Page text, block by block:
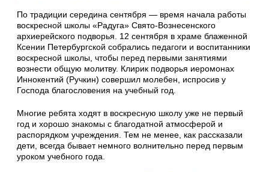
По традиции середина сентября — время начала работы
воскресной школы «Радуга» Свято-Вознесенского
архиерейского подворья. 12 сентября в храме блаженной
Ксении Петербургской собрались педагоги и воспитанники
воскресной школы, чтобы перед первыми занятиями
вознести общую молитву. Клирик подворья иеромонах
Иннокентий (Ручкин) совершил молебен, испросив у
Господа благословения на учебный год.
Многие ребята ходят в воскресную школу уже не первый
год и хорошо знакомы с благодатной атмосферой и
распорядком учреждения. Тем не менее, как рассказали
дети, всегда бывает немного волнительно перед первым
уроком учебного года.